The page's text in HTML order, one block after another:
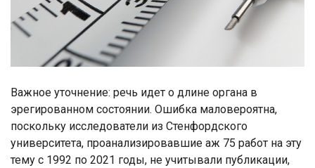
Важное уточнение: речь идет о длине органа в
эрегированном состоянии. Ошибка маловероятна,
поскольку исследователи из Стенфордского
университета, проанализировавшие аж 75 работ на эту
тему с 1992 по 2021 годы, не учитывали публикации,